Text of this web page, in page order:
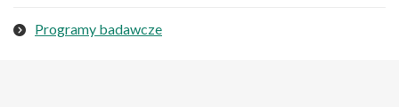
Programy badawcze